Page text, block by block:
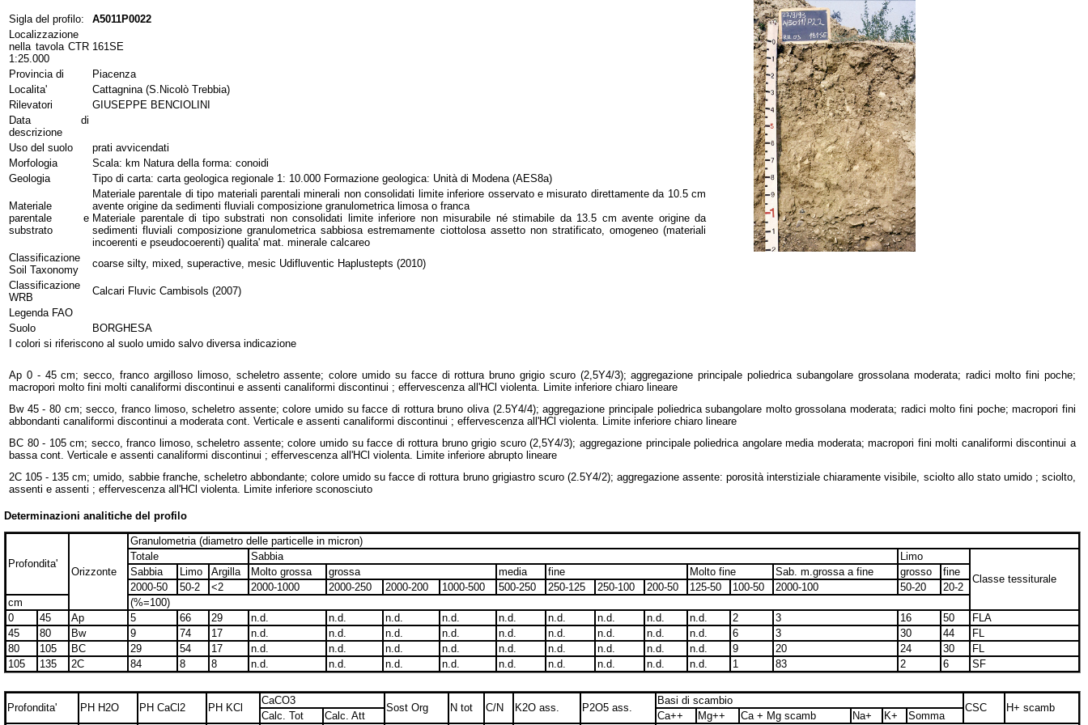
Sigla del profilo:
A5011P0022
Localizzazione
nella tavola CTR
1:25.000
161SE
Provincia di
Piacenza
Localita'
Cattagnina (S.Nicolò Trebbia)
Rilevatori
GIUSEPPE BENCIOLINI
Data di
descrizione
Uso del suolo
prati avvicendati
Morfologia
Scala: km Natura della forma: conoidi
Geologia
Tipo di carta: carta geologica regionale 1: 10.000 Formazione geologica: Unità di Modena (AES8a)
Materiale
parentale e
substrato
Materiale parentale di tipo materiali parentali minerali non consolidati limite inferiore osservato e misurato direttamente da 10.5 cm
avente origine da sedimenti fluviali composizione granulometrica limosa o franca
Materiale parentale di tipo substrati non consolidati limite inferiore non misurabile né stimabile da 13.5 cm avente origine da
sedimenti fluviali composizione granulometrica sabbiosa estremamente ciottolosa assetto non stratificato, omogeneo (materiali
incoerenti e pseudocoerenti) qualita' mat. minerale calcareo
Classificazione
Soil Taxonomy
coarse silty, mixed, superactive, mesic Udifluventic Haplustepts (2010)
Classificazione
WRB
Calcari Fluvic Cambisols (2007)
Legenda FAO
Suolo
BORGHESA
I colori si riferiscono al suolo umido salvo diversa indicazione
Ap 0 - 45 cm; secco, franco argilloso limoso, scheletro assente; colore umido su facce di rottura bruno grigio scuro (2,5Y4/3); aggregazione principale poliedrica subangolare grossolana moderata; radici molto fini poche;
macropori molto fini molti canaliformi discontinui e assenti canaliformi discontinui ; effervescenza all'HCl violenta. Limite inferiore chiaro lineare
Bw 45 - 80 cm; secco, franco limoso, scheletro assente; colore umido su facce di rottura bruno oliva (2.5Y4/4); aggregazione principale poliedrica subangolare molto grossolana moderata; radici molto fini poche;macropori fini
abbondanti canaliformi discontinui a moderata cont. Verticale e assenti canaliformi discontinui ; effervescenza all'HCl violenta. Limite inferiore chiaro lineare
BC 80 - 105 cm; secco, franco limoso, scheletro assente; colore umido su facce di rottura bruno grigio scuro (2,5Y4/3); aggregazione principale poliedrica angolare media moderata;macropori fini molti canaliformi discontinui a
bassa cont. Verticale e assenti canaliformi discontinui ; effervescenza all'HCl violenta. Limite inferiore abrupto lineare
2C 105 - 135 cm; umido, sabbie franche, scheletro abbondante; colore umido su facce di rottura bruno grigiastro scuro (2.5Y4/2); aggregazione assente: porosità interstiziale chiaramente visibile, sciolto allo stato umido ; sciolto,
assenti e assenti ; effervescenza all'HCl violenta. Limite inferiore sconosciuto
Determinazioni analitiche del profilo
Profondita'
Orizzonte
Granulometria (diametro delle particelle in micron)
Totale
Sabbia
Limo
Classe tessiturale
Sabbia Limo Argilla Molto grossa grossa media fine Molto fine Sab. m.grossa a fine grosso
fine
2000-50
50-2 <2 2000-1000 2000-250 2000-200 1000-500 500-250 250-125 250-100 200-50 125-50 100-50 2000-100 50-20
20-2
cm
(%=100)
0
45 Ap 5 66 29 n.d. n.d. n.d. n.d. n.d. n.d. n.d. n.d. n.d. 2 3 16 50
FLA
45
80 Bw 9 74 17 n.d. n.d. n.d. n.d. n.d. n.d. n.d. n.d. n.d. 6 3 30 44
FL
80
105 BC 29 54 17 n.d. n.d. n.d. n.d. n.d. n.d. n.d. n.d. n.d. 9 20 24 30
FL
105
135 2C 84 8 8 n.d. n.d. n.d. n.d. n.d. n.d. n.d. n.d. n.d. 1 83 2 6 SF
Profondita' PH H2O PH CaCl2 PH KCl
CaCO3
Sost Org N tot C/N K2O ass. P2O5 ass.
Basi di scambio
CSC H+ scamb
Calc. Tot Calc. Att Ca++ Mg++ Ca + Mg scamb Na+ K+ Somma